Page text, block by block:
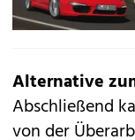
Alternative
Abschließend
von der